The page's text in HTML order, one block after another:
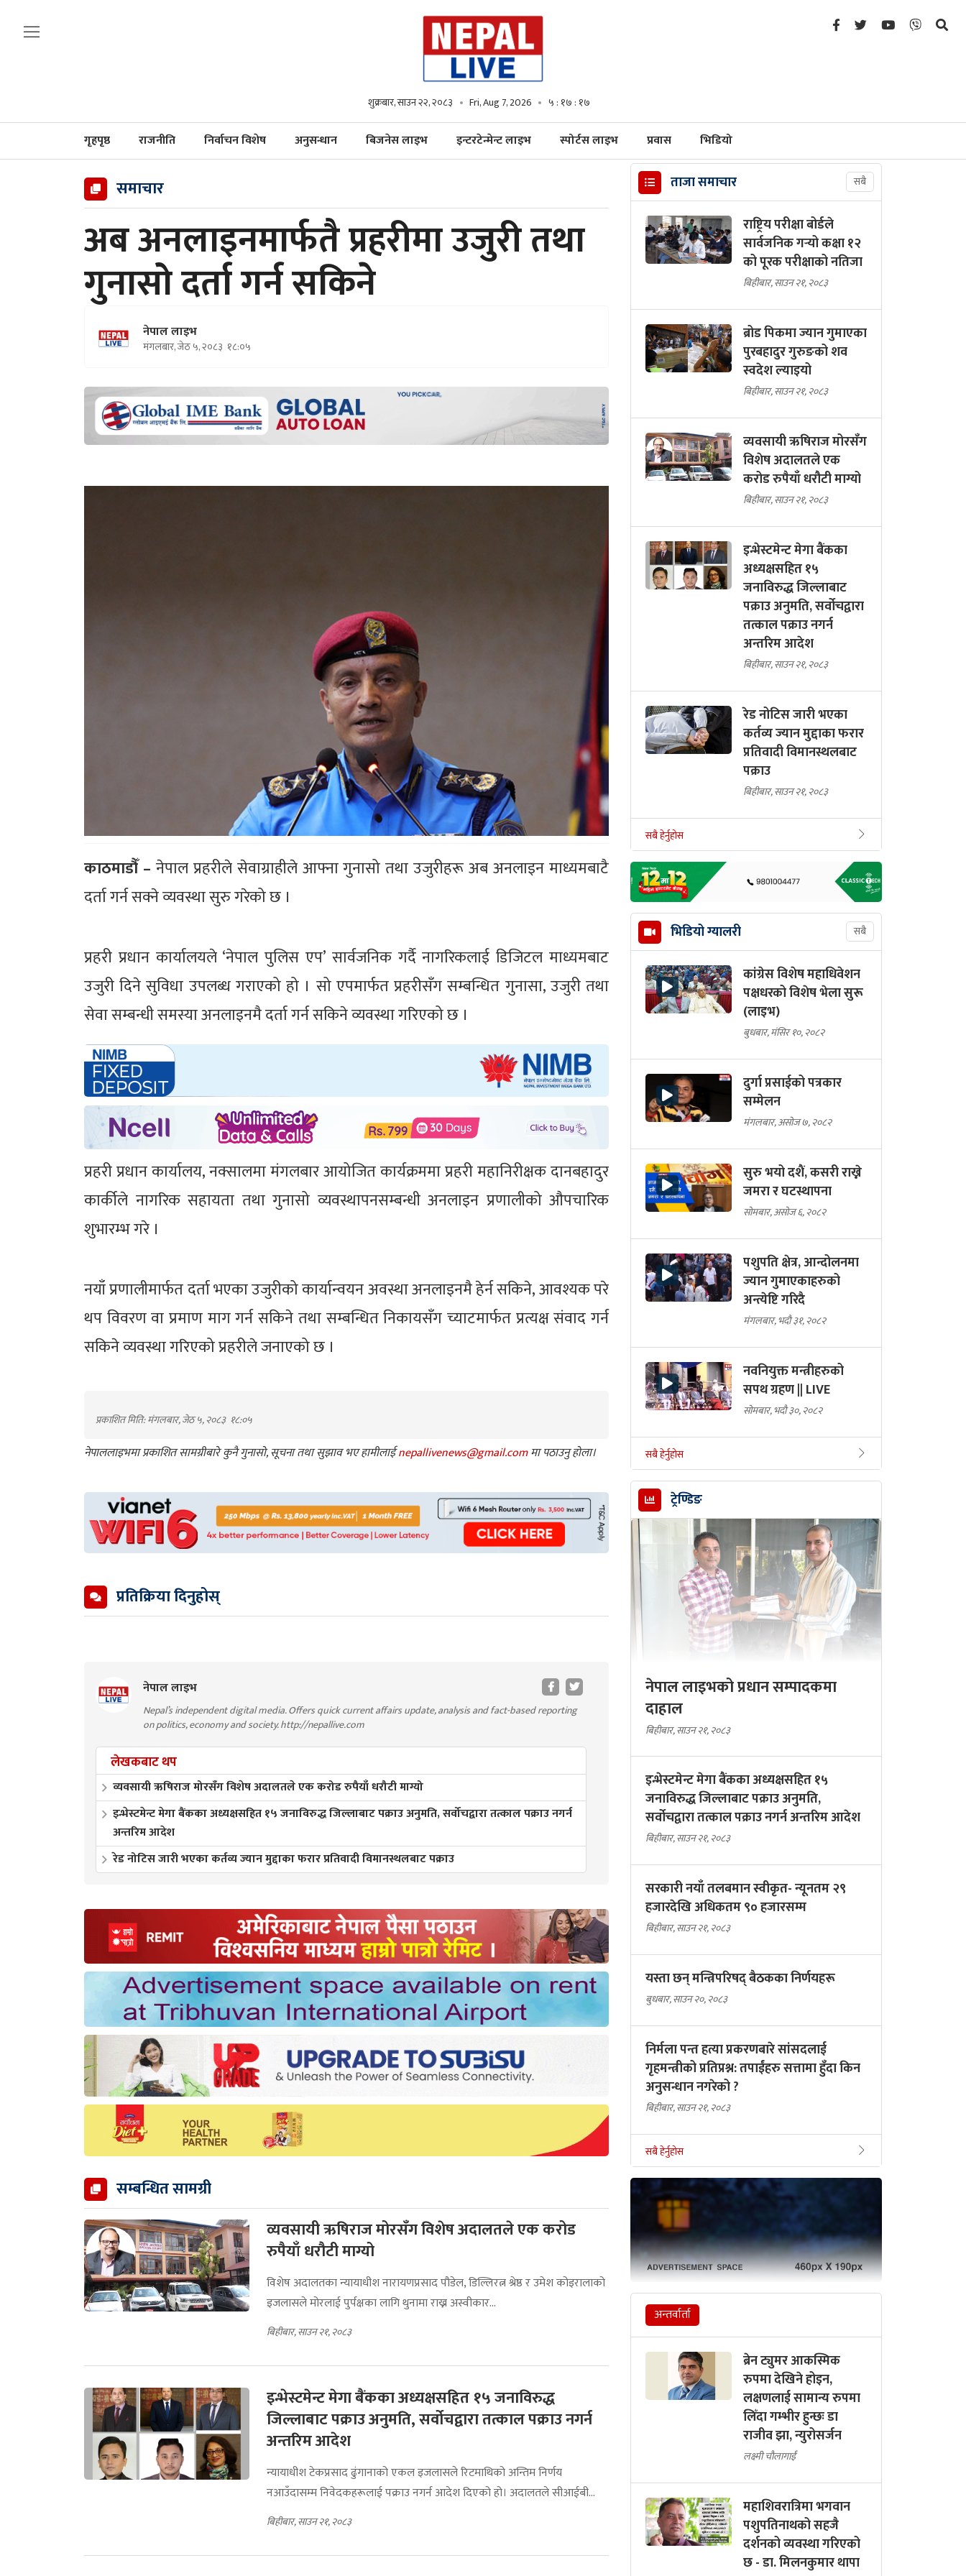
शुक्रबार, साउन २२, २०८३ Fri, Aug 7, 2026 ५ : १७ : १९
गृहपृष्ठ राजनीति निर्वाचन विशेष अनुसन्धान बिजनेस लाइभ इन्टरटेन्मेन्ट लाइभ स्पोर्टस लाइभ प्रवास भिडियो
समाचार
अब अनलाइनमार्फतै प्रहरीमा उजुरी तथा
गुनासो दर्ता गर्न सकिने
नेपाल लाइभ
मंगलबार, जेठ ५, २०८३ १८:०५
काठमाडौँ – नेपाल प्रहरीले सेवाग्राहीले आफ्ना गुनासो तथा उजुरीहरू अब अनलाइन माध्यमबाटै
दर्ता गर्न सक्ने व्यवस्था सुरु गरेको छ ।
प्रहरी प्रधान कार्यालयले ‘नेपाल पुलिस एप’ सार्वजनिक गर्दै नागरिकलाई डिजिटल माध्यमबाट
उजुरी दिने सुविधा उपलब्ध गराएको हो । सो एपमार्फत प्रहरीसँग सम्बन्धित गुनासा, उजुरी तथा
सेवा सम्बन्धी समस्या अनलाइनमै दर्ता गर्न सकिने व्यवस्था गरिएको छ ।
प्रहरी प्रधान कार्यालय, नक्सालमा मंगलबार आयोजित कार्यक्रममा प्रहरी महानिरीक्षक दानबहादुर
कार्कीले नागरिक सहायता तथा गुनासो व्यवस्थापनसम्बन्धी अनलाइन प्रणालीको औपचारिक
शुभारम्भ गरे ।
नयाँ प्रणालीमार्फत दर्ता भएका उजुरीको कार्यान्वयन अवस्था अनलाइनमै हेर्न सकिने, आवश्यक परे
थप विवरण वा प्रमाण माग गर्न सकिने तथा सम्बन्धित निकायसँग च्याटमार्फत प्रत्यक्ष संवाद गर्न
सकिने व्यवस्था गरिएको प्रहरीले जनाएको छ ।
प्रकाशित मिति: मंगलबार, जेठ ५, २०८३ १८:०५
नेपाललाइभमा प्रकाशित सामग्रीबारे कुनै गुनासो, सूचना तथा सुझाव भए हामीलाईnepallivenews@gmail.comमा पठाउनु होला।
प्रतिक्रिया दिनुहोस्
नेपाल लाइभ
Nepal’s independent digital media. Offers quick current affairs update, analysis and fact-based reporting
on politics, economy and society. http://nepallive.com
लेखकबाट थप
व्यवसायी ऋषिराज मोरसँग विशेष अदालतले एक करोड रुपैयाँ धरौटी माग्यो
इन्भेस्टमेन्ट मेगा बैंकका अध्यक्षसहित १५ जनाविरुद्ध जिल्लाबाट पक्राउ अनुमति, सर्वोचद्वारा तत्काल पक्राउ नगर्न
अन्तरिम आदेश
रेड नोटिस जारी भएका कर्तव्य ज्यान मुद्दाका फरार प्रतिवादी विमानस्थलबाट पक्राउ
सम्बन्धित सामग्री
व्यवसायी ऋषिराज मोरसँग विशेष अदालतले एक करोड
रुपैयाँ धरौटी माग्यो
विशेष अदालतका न्यायाधीश नारायणप्रसाद पौडेल, डिल्लिरत्न श्रेष्ठ र उमेश कोइरालाको
इजलासले मोरलाई पुर्पक्षका लागि थुनामा राख्न अस्वीकार...
बिहीबार, साउन २१, २०८३
इन्भेस्टमेन्ट मेगा बैंकका अध्यक्षसहित १५ जनाविरुद्ध
जिल्लाबाट पक्राउ अनुमति, सर्वोचद्वारा तत्काल पक्राउ नगर्न
अन्तरिम आदेश
न्यायाधीश टेकप्रसाद ढुंगानाको एकल इजलासले रिटमाथिको अन्तिम निर्णय
नआउँदासम्म निवेदकहरूलाई पक्राउ नगर्न आदेश दिएको हो। अदालतले सीआईबी...
बिहीबार, साउन २१, २०८३
ताजा समाचार सबै
राष्ट्रिय परीक्षा बोर्डले
सार्वजनिक गर्‍यो कक्षा १२
को पूरक परीक्षाको नतिजा
बिहीबार, साउन २१, २०८३
ब्रोड पिकमा ज्यान गुमाएका
पुरबहादुर गुरुङको शव
स्वदेश ल्याइयो
बिहीबार, साउन २१, २०८३
व्यवसायी ऋषिराज मोरसँग
विशेष अदालतले एक
करोड रुपैयाँ धरौटी माग्यो
बिहीबार, साउन २१, २०८३
इन्भेस्टमेन्ट मेगा बैंकका
अध्यक्षसहित १५
जनाविरुद्ध जिल्लाबाट
पक्राउ अनुमति, सर्वोचद्वारा
तत्काल पक्राउ नगर्न
अन्तरिम आदेश
बिहीबार, साउन २१, २०८३
रेड नोटिस जारी भएका
कर्तव्य ज्यान मुद्दाका फरार
प्रतिवादी विमानस्थलबाट
पक्राउ
बिहीबार, साउन २१, २०८३
सबै हेर्नुहोस
भिडियो ग्यालरी सबै
कांग्रेस विशेष महाधिवेशन
पक्षधरको विशेष भेला सुरू
(लाइभ)
बुधबार, मंसिर १०, २०८२
दुर्गा प्रसाईको पत्रकार
सम्मेलन
मंगलबार, असोज ७, २०८२
सुरु भयो दशैं, कसरी राख्ने
जमरा र घटस्थापना
सोमबार, असोज ६, २०८२
पशुपति क्षेत्र, आन्दोलनमा
ज्यान गुमाएकाहरुको
अन्त्येष्टि गरिदै
मंगलबार, भदौ ३१, २०८२
नवनियुक्त मन्त्रीहरुको
सपथ ग्रहण || LIVE
सोमबार, भदौ ३०, २०८२
सबै हेर्नुहोस
ट्रेण्डिङ
नेपाल लाइभको प्रधान सम्पादकमा
दाहाल
बिहीबार, साउन २१, २०८३
इन्भेस्टमेन्ट मेगा बैंकका अध्यक्षसहित १५
जनाविरुद्ध जिल्लाबाट पक्राउ अनुमति,
सर्वोचद्वारा तत्काल पक्राउ नगर्न अन्तरिम आदेश
बिहीबार, साउन २१, २०८३
सरकारी नयाँ तलबमान स्वीकृत- न्यूनतम २९
हजारदेखि अधिकतम ९० हजारसम्म
बिहीबार, साउन २१, २०८३
यस्ता छन् मन्त्रिपरिषद् बैठकका निर्णयहरू
बुधबार, साउन २०, २०८३
निर्मला पन्त हत्या प्रकरणबारे सांसदलाई
गृहमन्त्रीको प्रतिप्रश्न: तपाईंहरु सत्तामा हुँदा किन
अनुसन्धान नगरेको ?
बिहीबार, साउन २१, २०८३
सबै हेर्नुहोस
अन्तर्वार्ता
ब्रेन ट्युमर आकस्मिक
रुपमा देखिने होइन,
लक्षणलाई सामान्य रुपमा
लिँदा गम्भीर हुन्छः डा
राजीव झा, न्युरोसर्जन
लक्ष्मी चौलागाईं
महाशिवरात्रिमा भगवान
पशुपतिनाथको सहजै
दर्शनको व्यवस्था गरिएको
छ - डा. मिलनकुमार थापा